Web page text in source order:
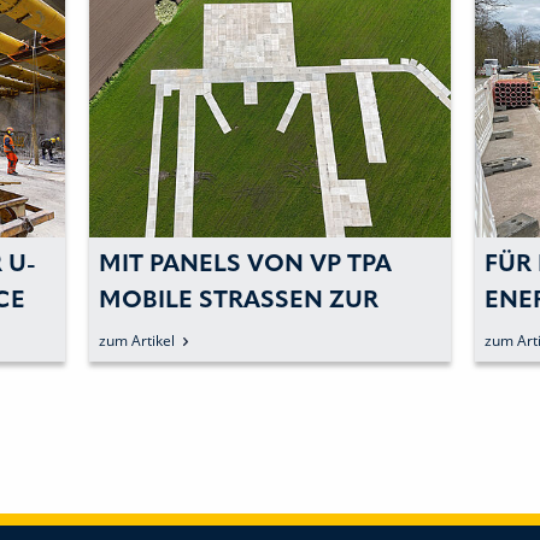
MIT PANELS VON VP TPA
MOBILE STRASSEN ZUR S
ICHEREN EVENT-I
NFRASTRUKTUR
zum Artikel
FÜR
zum Artikel